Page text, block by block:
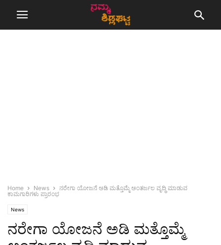
Home News
ನರೇಗಾ ಯೋಜನೆ ಅಡಿ ಮತ್ತೊಮ್ಮೆ ಅಂತರ್ಜಲ ವೃದ್ಧಿ ಮಾಡುವ
ಕಾಮಗಾರಿಗಳು ಪ್ರಾರಂಭ
News
ನರೇಗಾ ಯೋಜನೆ ಅಡಿ ಮತ್ತೊಮ್ಮೆ